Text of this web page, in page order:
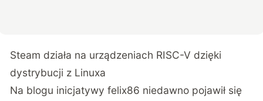
Steam działa na urządzeniach RISC-V dzięki
dystrybucji z Linuxa
Na blogu inicjatywy felix86 niedawno pojawił się